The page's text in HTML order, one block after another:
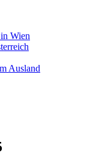
Wien
Ausland